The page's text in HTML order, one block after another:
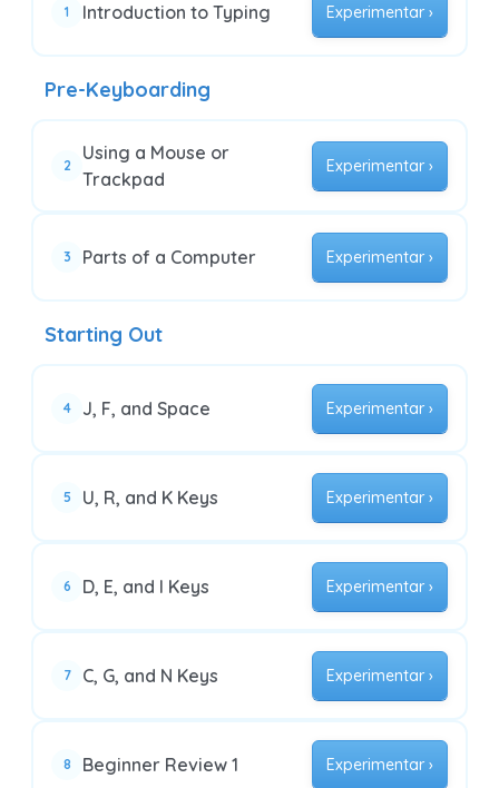
1 Introduction to Typing Experimentar ›
Pre-Keyboarding
2
Using a Mouse or
Trackpad
Experimentar ›
3 Parts of a Computer Experimentar ›
Starting Out
4 J, F, and Space Experimentar ›
5 U, R, and K Keys Experimentar ›
6 D, E, and I Keys Experimentar ›
7 C, G, and N Keys Experimentar ›
8 Beginner Review 1 Experimentar ›